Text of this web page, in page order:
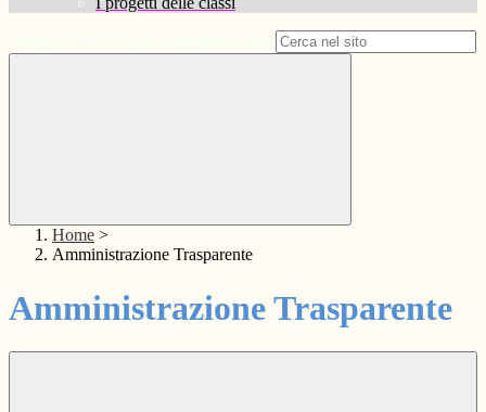
Home >
Amministrazione Trasparente
Amministrazione Trasparente